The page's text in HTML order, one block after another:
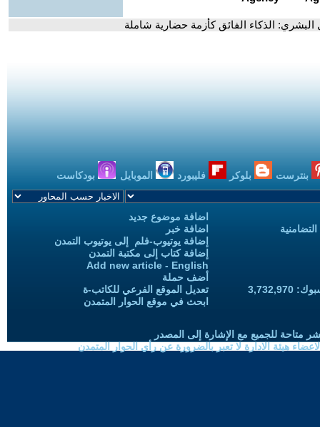
البشري: الذكاء الفائق كأزمة حضارية شاملة
بنترست بلوكر فليبورد الموبايل بودكاست
اضافة موضوع جديد
اضافة خبر
إضافة يوتيوب-فلم إلى يوتيوب التمدن
إضافة كتاب إلى مكتبة التمدن
Add new article - English
أضف حملة
تعديل الموقع الفرعي للكاتب-ة
ابحث في موقع الحوار المتمدن
متاحة للجميع مع الإشارة إلى المصدر
هيئة الادارة لا تعبر بالضرورة عن رأي الحوار المتمدن